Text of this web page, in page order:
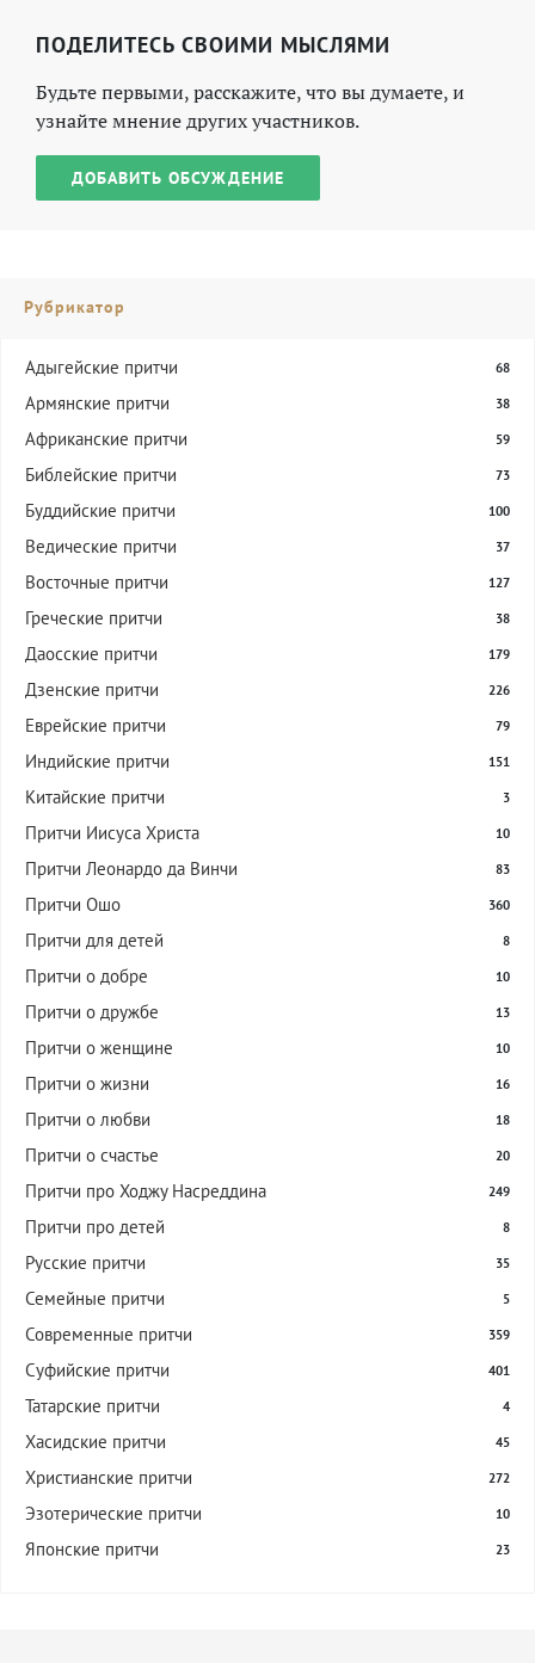
ПОДЕЛИТЕСЬ СВОИМИ МЫСЛЯМИ
Будьте первыми, расскажите, что вы думаете, и
узнайте мнение других участников.
ДОБАВИТЬ ОБСУЖДЕНИЕ
Рубрикатор
Адыгейские притчи 68
Армянские притчи 38
Африканские притчи 59
Библейские притчи 73
Буддийские притчи 100
Ведические притчи 37
Восточные притчи 127
Греческие притчи 38
Даосские притчи 179
Дзенские притчи 226
Еврейские притчи 79
Индийские притчи 151
Китайские притчи 3
Притчи Иисуса Христа 10
Притчи Леонардо да Винчи 83
Притчи Ошо 360
Притчи для детей 8
Притчи о добре 10
Притчи о дружбе 13
Притчи о женщине 10
Притчи о жизни 16
Притчи о любви 18
Притчи о счастье 20
Притчи про Ходжу Насреддина 249
Притчи про детей 8
Русские притчи 35
Семейные притчи 5
Современные притчи 359
Суфийские притчи 401
Татарские притчи 4
Хасидские притчи 45
Христианские притчи 272
Эзотерические притчи 10
Японские притчи 23